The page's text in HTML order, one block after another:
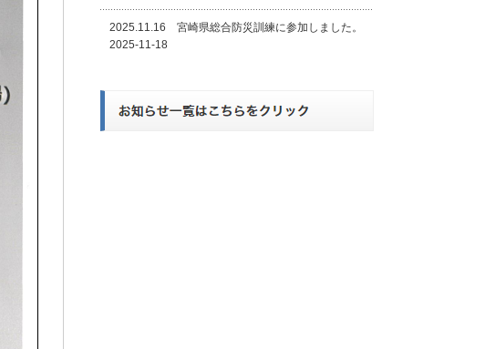
2025.11.16 宮崎県総合防災訓練に参加しました。
2025-11-18